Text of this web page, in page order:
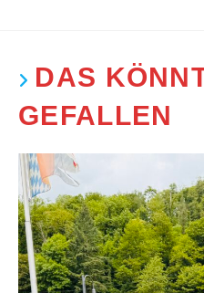
DAS
GEFALLEN